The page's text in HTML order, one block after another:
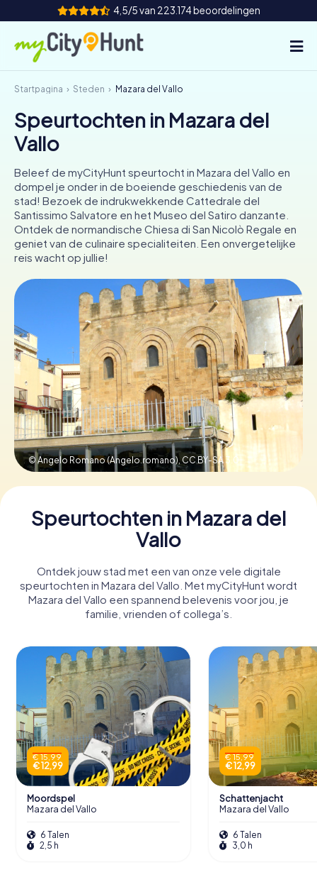
4,5/5 van 223.174 beoordelingen
Hoe het werkt
Steden
Teamevenement
Tickets
INT
ES
FR UK
IE
NL
Boek tickets
Koop cadeaubonnen
Startpagina Steden Mazara del Vallo
Speurtochten in Mazara del
Vallo
Beleef de myCityHunt speurtocht in Mazara del Vallo en
dompel je onder in de boeiende geschiedenis van de
stad! Bezoek de indrukwekkende Cattedrale del
Santissimo Salvatore en het Museo del Satiro danzante.
Ontdek de normandische Chiesa di San Nicolò Regale en
geniet van de culinaire specialiteiten. Een onvergetelijke
reis wacht op jullie!
© Angelo Romano (Angelo.romano),CC BY-SA 3.0
Speurtochten in Mazara del
Vallo
Ontdek jouw stad met een van onze vele digitale
speurtochten in Mazara del Vallo. Met myCityHunt wordt
Mazara del Vallo een spannend belevenis voor jou, je
familie, vrienden of collega’s.
€ 15,99
€ 12,99
Moordspel
Mazara del Vallo
6 Talen
2,5 h
€ 15,99
€ 12,99
Schattenjacht
Mazara del Vallo
6 Talen
3,0 h